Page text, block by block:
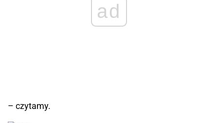
ad
– czytamy.